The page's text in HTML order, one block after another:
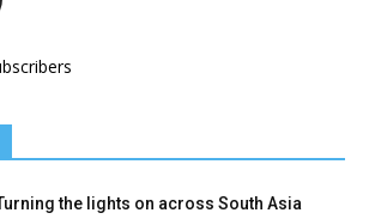
the lights on across South Asia